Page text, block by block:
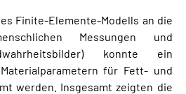
Finite-Elemente-Modells an die
Messungen und
konnte ein
für Fett- und
werden. Insgesamt zeigten die